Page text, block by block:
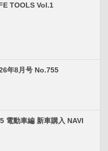
TOOLS Vol.1
年8月号 No.755
電動車編 新車購入 NAVI